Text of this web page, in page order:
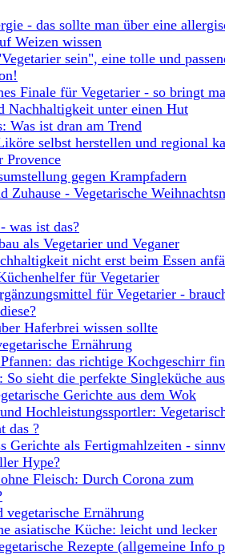
- das sollte man über eine
Weizen wissen
sein", eine tolle und
Finale für Vegetarier - so bringt
Nachhaltigkeit unter einen Hut
Was ist dran am Trend
selbst herstellen und regional
Provence
gegen Krampfadern
Zuhause - Vegetarische
was ist das?
als Vegetarier und Veganer
nicht erst beim Essen
für Vegetarier
für Vegetarier -
Haferbrei wissen sollte
Ernährung
das richtige Kochgeschirr
sieht die perfekte Singleküche aus
Gerichte aus dem Wok
Hochleistungssportler:
das ?
Gerichte als Fertigmahlzeiten -
Hype?
Fleisch: Durch Corona zum
vegetarische Ernährung
asiatische Küche: leicht und lecker
Rezepte (allgemeine Info